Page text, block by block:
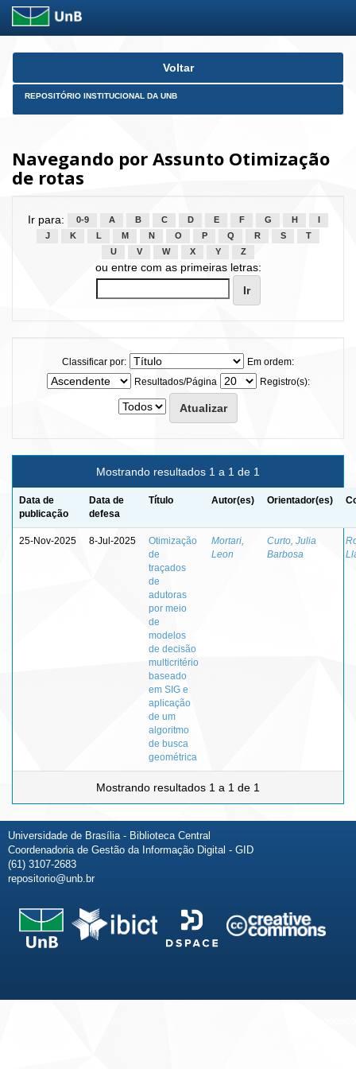
Skip
Voltar
REPOSITÓRIO INSTITUCIONAL DA UNB
Navegando por Assunto Otimização
de rotas
Ir para: 0-9 A B C D E F G H
J
K L M N O P Q R S
T
U
V W X Y Z
ou entre com as primeiras letras:
Classificar por:
Em ordem:
Resultados/Página
Registro(s):
Mostrando resultados 1 a 1 de 1
Data de
publicação
Data de
defesa
Título Autor(es) Orientador(es)
25-Nov-2025 8-Jul-2025
Otimização
de
traçados
de
adutoras
por meio
de
modelos
de decisão
multicritério
baseado
em SIG e
aplicação
de um
algoritmo
de busca
geométrica
Mortari,
Leon
Curto, Julia
Barbosa
Mostrando resultados 1 a 1 de 1
Universidade de Brasília - Biblioteca Central
Coordenadoria de Gestão da Informação Digital - GID
(61) 3107-2683
repositorio@unb.br